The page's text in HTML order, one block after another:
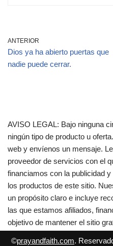
ANTERIOR
Dios ya ha abierto puertas que
nadie puede cerrar.
AVISO LEGAL: Bajo ninguna
ningún tipo de producto u
web y envíenos un mensaje.
proveedor de servicios con el
financiamos con la publicidad
los productos de este sitio.
un propósito claro e incluye
las que estamos afiliados,
objetivo de mantener el sitio
©prayandfaith.com.